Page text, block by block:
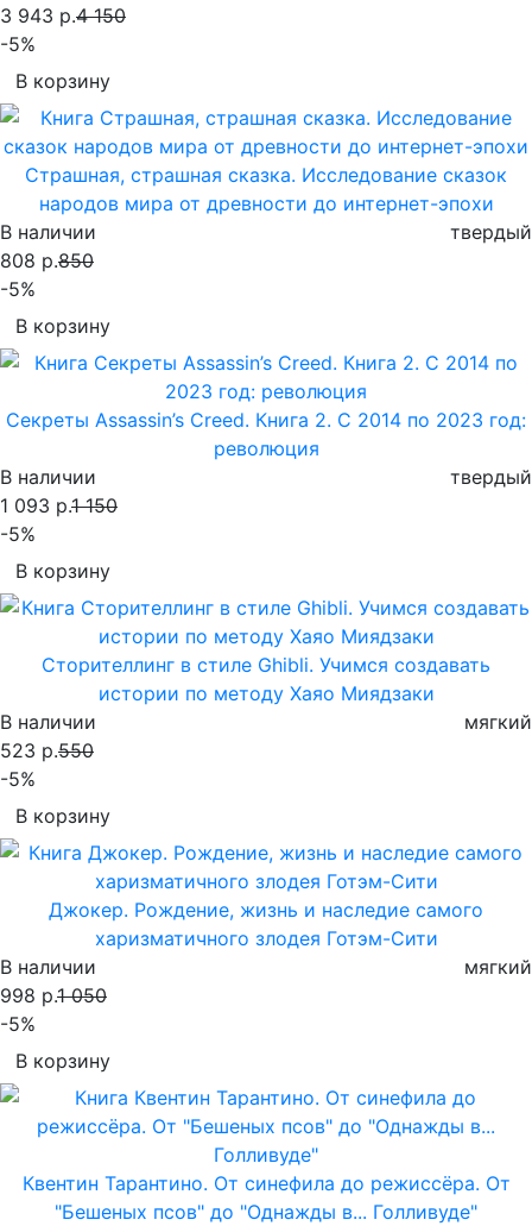
3 943 р.4 150
-5%
В корзину
Страшная, страшная сказка. Исследование сказок
народов мира от древности до интернет-эпохи
В наличии
твердый
808 р.850
-5%
В корзину
Секреты Assassin’s Creed. Книга 2. С 2014 по 2023 год:
революция
В наличии
твердый
1 093 р.1 150
-5%
В корзину
Сторителлинг в стиле Ghibli. Учимся создавать
истории по методу Хаяо Миядзаки
В наличии
мягкий
523 р.550
-5%
В корзину
Джокер. Рождение, жизнь и наследие самого
харизматичного злодея Готэм-Сити
В наличии
мягкий
998 р.1 050
-5%
В корзину
Квентин Тарантино. От синефила до режиссёра. От
"Бешеных псов" до "Однажды в... Голливуде"